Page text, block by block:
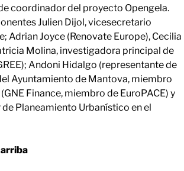
coordinador del proyecto Opengela.
Julien Dijol, vicesecretario
Adrian Joyce (Renovate Europe), Cecilia
Molina, investigadora principal de
Andoni Hidalgo (representante de
Ayuntamiento de Mantova, miembro
Finance, miembro de EuroPACE) y
Planeamiento Urbanístico en el